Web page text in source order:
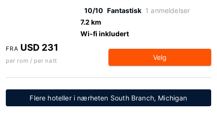
10/10 Fantastisk 1 anmeldelser
7.2 km
Wi-fi inkludert
FRA USD 231
per rom / per natt Velg
Flere hoteller i nærheten South Branch, Michigan